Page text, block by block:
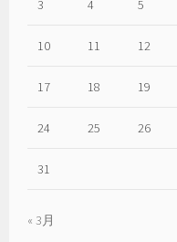
や
ぱ
3 4 5
10 11 12
17 18 19
24 25 26
31
« 3月